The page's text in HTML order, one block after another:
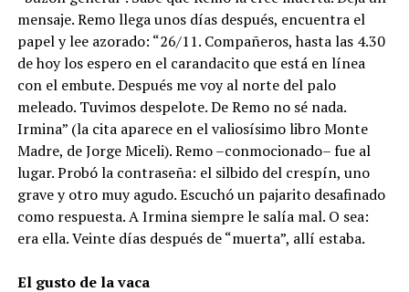
mensaje. Remo llega unos días después, encuentra el
papel y lee azorado: “26/11. Compañeros, hasta las 4.30
de hoy los espero en el carandacito que está en línea
con el embute. Después me voy al norte del palo
meleado. Tuvimos despelote. De Remo no sé nada.
Irmina” (la cita aparece en el valiosísimo libro Monte
Madre, de Jorge Miceli). Remo –conmocionado– fue al
lugar. Probó la contraseña: el silbido del crespín, uno
grave y otro muy agudo. Escuchó un pajarito desafinado
como respuesta. A Irmina siempre le salía mal. O sea:
era ella. Veinte días después de “muerta”, allí estaba.
El gusto de la vaca